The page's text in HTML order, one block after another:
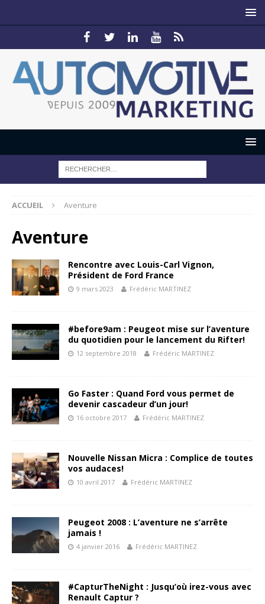
ACCUEIL Aventure
Aventure
Rencontre avec Louis-Carl Vignon,
Président de Ford France
9 mars 2023 Frédéric MARTINEZ
#before9am : Peugeot mise sur l’aventure
du quotidien pour le lancement du Rifter!
12 septembre 2018 Frédéric MARTINEZ
Go Faster : Quand Ford vous permet de
devenir cascadeur d’un jour!
16 octobre 2017 Frédéric MARTINEZ
Nouvelle Nissan Micra : Complice de toutes
vos audaces!
10 avril 2017 Frédéric MARTINEZ
Peugeot 2008 : L’aventure ne s’arrête
jamais !
4 janvier 2016 Frédéric MARTINEZ
#CapturTheNight : Jusqu’où irez-vous avec
Renault Captur ?